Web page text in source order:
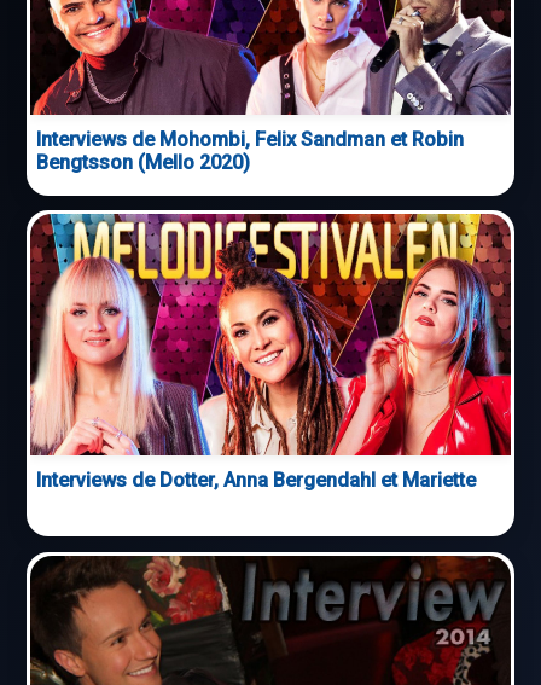
Interviews de Mohombi, Felix Sandman et Robin
Bengtsson (Mello 2020)
Interviews de Dotter, Anna Bergendahl et Mariette